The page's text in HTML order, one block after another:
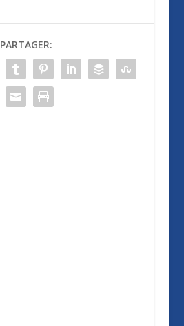
PARTAGER: